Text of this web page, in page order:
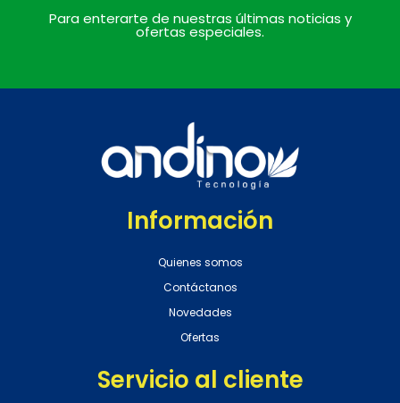
Para enterarte de nuestras últimas noticias y
ofertas especiales.
Información
Quienes somos
Contáctanos
Novedades
Ofertas
Servicio al cliente